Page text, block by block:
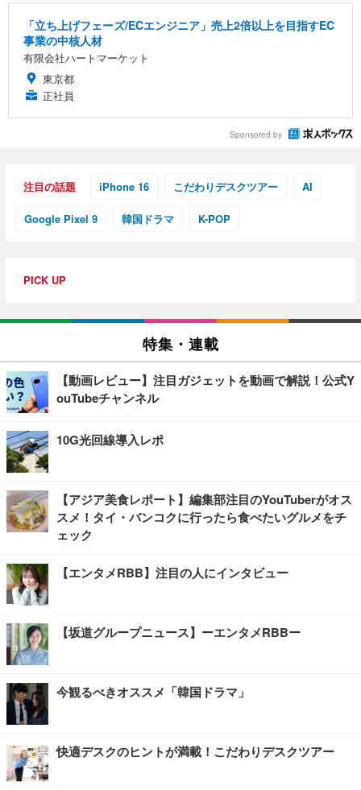
「立ち上げフェーズ/ECエンジニア」売上2倍以上を目指すEC
事業の中核人材
有限会社ハートマーケット
東京都
正社員
Sponsored by
注目の話題 iPhone 16 こだわりデスクツアー AI
Google Pixel 9 韓国ドラマ K-POP
PICK UP
特集・連載
【動画レビュー】注目ガジェットを動画で解説！公式Y
ouTubeチャンネル
10G光回線導入レポ
【アジア美食レポート】編集部注目のYouTuberがオス
スメ！タイ・バンコクに行ったら食べたいグルメをチ
ェック
【エンタメRBB】注目の人にインタビュー
【坂道グループニュース】ーエンタメRBBー
今観るべきオススメ「韓国ドラマ」
快適デスクのヒントが満載！こだわりデスクツアー